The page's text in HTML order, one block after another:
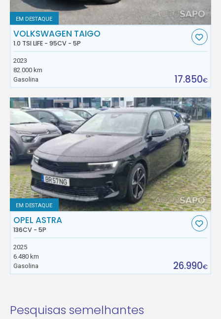
EM DESTAQUE
VOLKSWAGEN TAIGO
1.0 TSI LIFE - 95CV - 5P
2023
82.000 km
Gasolina
17.850€
EM DESTAQUE
OPEL ASTRA
136CV - 5P
2025
6.480 km
Gasolina
26.990€
Pesquisas semelhantes